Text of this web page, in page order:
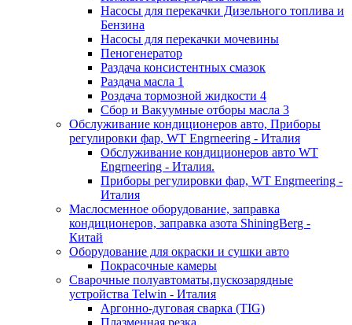
Насосы для перекачки Дизельного топлива и
Бензина
Насосы для перекачки мочевины
Пеногенератор
Раздача консистентных смазок
Раздача масла 1
Роздача тормозной жидкости 4
Сбор и Вакуумные отборы масла 3
Обслуживание кондиционеров авто, Приборы
регулировки фар, WT Engrneering - Италия
Обслуживание кондиционеров авто WT
Engrneering - Италия.
Приборы регулировки фар, WT Engrneering -
Италия
Маслосменное оборудование, заправка
кондиционеров, заправка азота ShiningBerg -
Китай
Оборудование для окраски и сушки авто
Покрасочные камеры
Сварочные полуавтоматы,пускозарядные
устройства Telwin - Италия
Аргонно-дуговая сварка (TIG)
Плазменная резка